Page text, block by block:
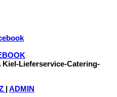
Lieferservice-Catering-
| ADMIN